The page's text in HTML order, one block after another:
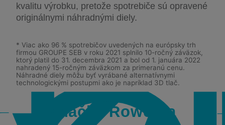
kvalitu výrobku, pretože spotrebiče sú opravené
originálnymi náhradnými diely.
* Viac ako 96 % spotrebičov uvedených na európsky trh
firmou GROUPE SEB v roku 2021 splnilo 10-ročný záväzok,
ktorý platil do 31. decembra 2021 a bol od 1. januára 2022
nahradený 15-ročným záväzkom za primeranú cenu.
Náhradné diely môžu byť vyrábané alternatívnymi
technologickými postupmi ako je napríklad 3D tlač.
Značka Rowenta